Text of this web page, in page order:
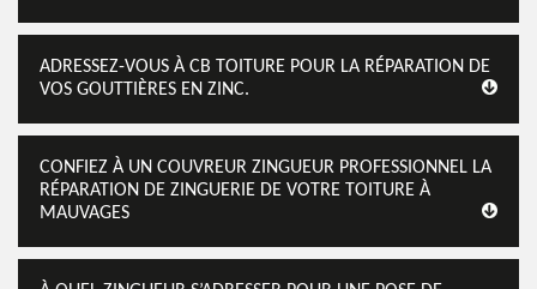
ADRESSEZ-VOUS À CB TOITURE POUR LA RÉPARATION DE
VOS GOUTTIÈRES EN ZINC.
CONFIEZ À UN COUVREUR ZINGUEUR PROFESSIONNEL LA
RÉPARATION DE ZINGUERIE DE VOTRE TOITURE À
MAUVAGES